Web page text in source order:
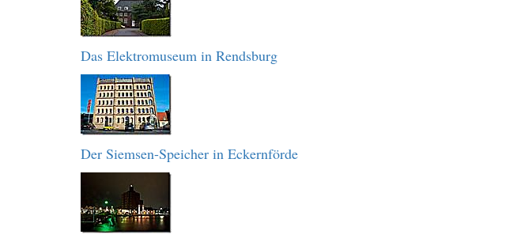
Das Elektromuseum in Rendsburg
Der Siemsen-Speicher in Eckernförde